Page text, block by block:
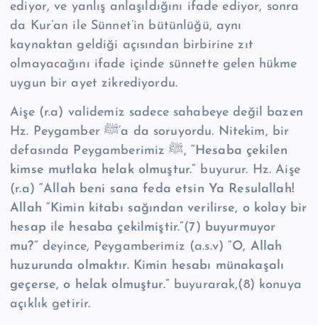
ediyor, ve yanlış anlaşıldığını ifade ediyor, sonra
da Kur’an ile Sünnet’in bütünlüğü, aynı
kaynaktan geldiği açısından birbirine zıt
olmayacağını ifade içinde sünnette gelen hükme
uygun bir ayet zikrediyordu.
Aişe (r.a) validemiz sadece sahabeye değil bazen
Hz. Peygamber ﷺ’a da soruyordu. Nitekim, bir
defasında Peygamberimiz ﷺ, “Hesaba çekilen
kimse mutlaka helak olmuştur.” buyurur. Hz. Aişe
(r.a) “Allah beni sana feda etsin Ya Resulallah!
Allah “Kimin kitabı sağından verilirse, o kolay bir
hesap ile hesaba çekilmiştir.”(7) buyurmuyor
mu?” deyince, Peygamberimiz (a.s.v)“O, Allah
huzurunda olmaktır. Kimin hesabı münakaşalı
geçerse, o helak olmuştur.” buyurarak,(8) konuya
açıklık getirir.